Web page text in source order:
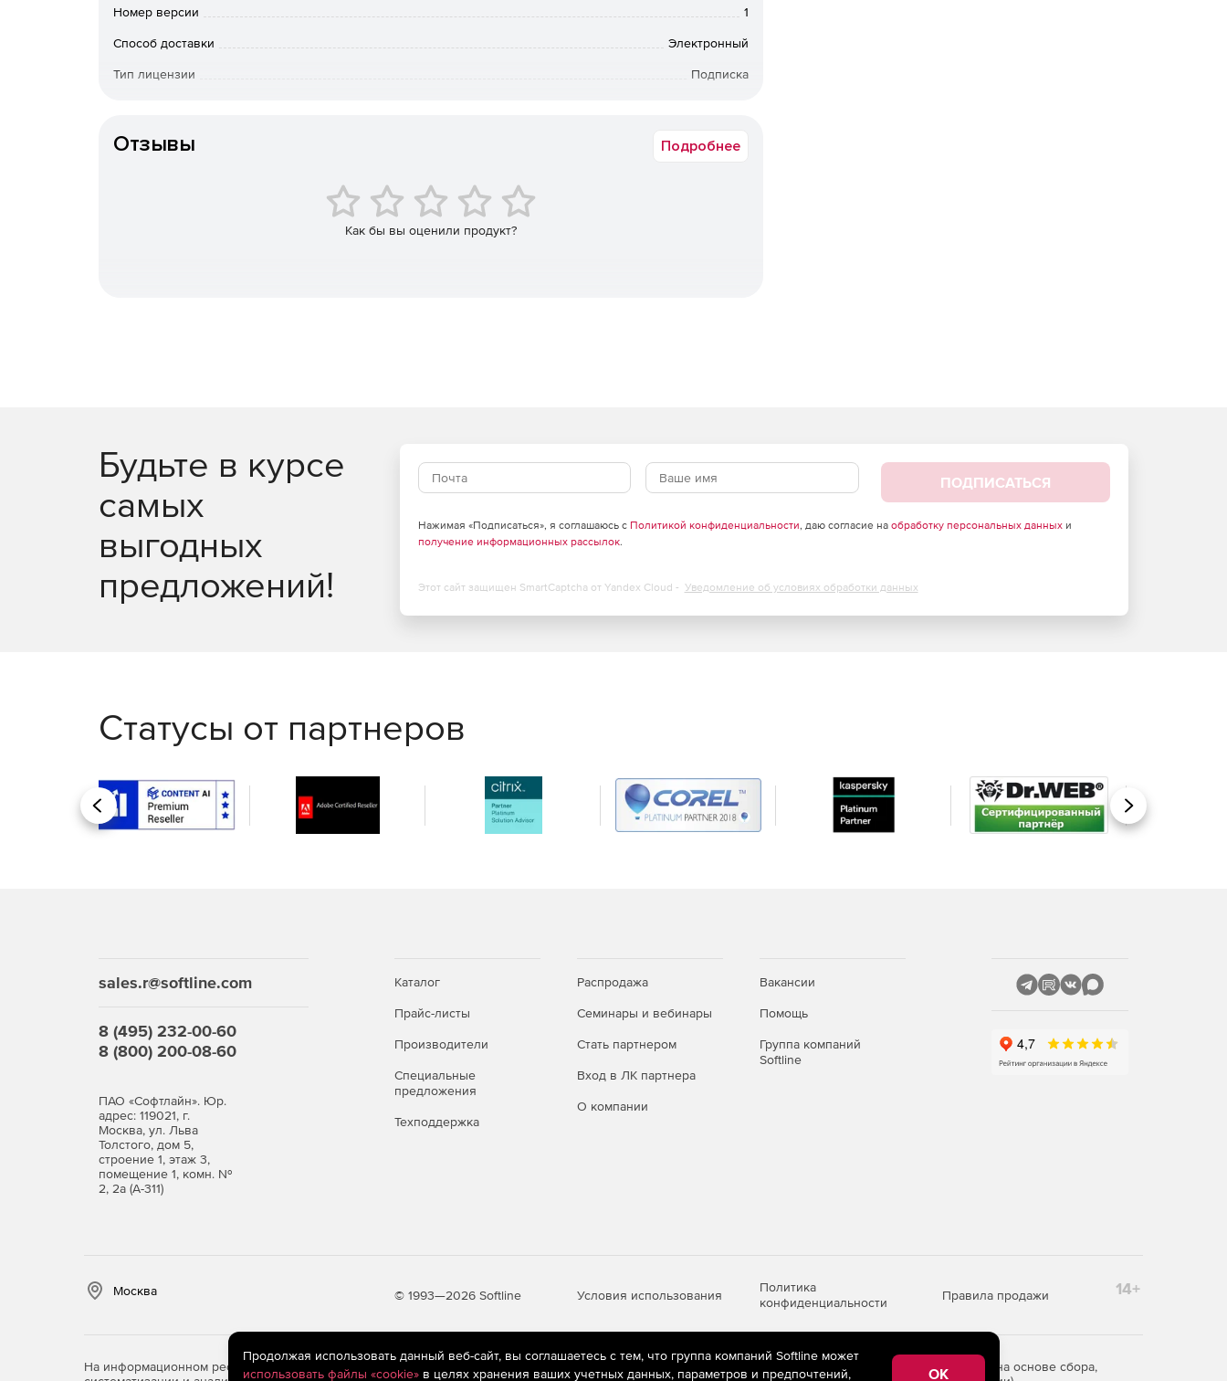
Соответствие строгим требованиям нормативных мандатов, таких как PCI DSS, FISMA, HIPAA, SOX,
Active Directory и Exchange Online.
серверов IIS и Apache, баз данных SQL и Oracle, устройств защиты периметра, таких как
Доступ к облачным инфраструктурам AWS и Azure.
Номер версии 1
Способ доставки Электронный
Тип лицензии Подписка
Отзывы Подробнее
Как бы вы оценили продукт?
Будьте в курсе
самых
выгодных
предложений!
ПОДПИСАТЬСЯ
Нажимая «Подписаться», я соглашаюсь с Политикой конфиденциальности, даю согласие на обработку персональных данныхи
получение информационных рассылок.
Этот сайт защищен SmartCaptcha от Yandex Cloud - Уведомление об условиях обработки данных
Статусы от партнеров
Назад Вперед
sales.r@softline.com
8 (495) 232-00-60
8 (800) 200-08-60
ПАО «Софтлайн». Юр.
адрес: 119021, г.
Москва, ул. Льва
Толстого, дом 5,
строение 1, этаж 3,
помещение 1, комн. №
2, 2а (А-311)
Каталог
Прайс-листы
Производители
Специальные
предложения
Техподдержка
Распродажа
Семинары и вебинары
Стать партнером
Вход в ЛК партнера
О компании
Вакансии
Помощь
Группа компаний
Softline
Москва © 1993—2026 Softline Условия использования
Политика
конфиденциальности
Правила продажи 14+
На информационном ресурсе store.softline.ru применяются рекомендательные технологии
(информационные технологии предоставления информации на основе сбора,
Продолжая использовать данный веб-сайт, вы соглашаетесь с тем, что группа компаний Softline может
использовать файлы «cookie»в целях хранения ваших учетных данных, параметров и предпочтений, OK